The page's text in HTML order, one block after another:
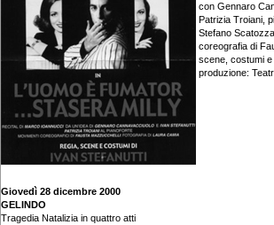
con Gennaro
Patrizia Troiani,
Stefano
coreografia di
scene, costumi
produzione:
Giovedì 28 dicembre 2000
GELINDO
Tragedia Natalizia in quattro atti